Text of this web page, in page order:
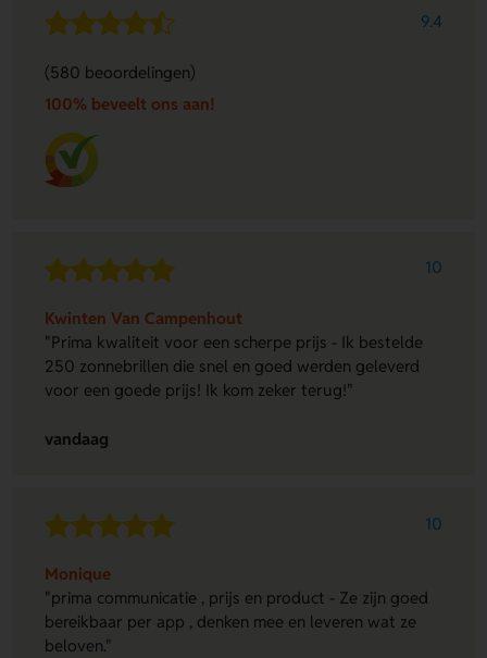
9.4
(580 beoordelingen)
100% beveelt ons aan!
10
Kwinten Van Campenhout
"Prima kwaliteit voor een scherpe prijs - Ik bestelde
250 zonnebrillen die snel en goed werden geleverd
voor een goede prijs! Ik kom zeker terug!"
vandaag
10
Monique
"prima communicatie , prijs en product - Ze zijn goed
bereikbaar per app , denken mee en leveren wat ze
beloven."